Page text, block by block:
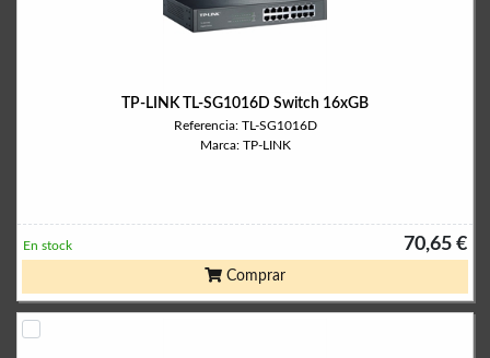
TP-LINK TL-SG1016D Switch 16xGB
Referencia: TL-SG1016D
Marca: TP-LINK
70,65 €
En stock
Comprar